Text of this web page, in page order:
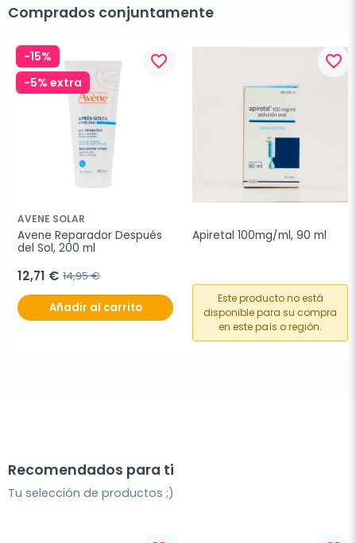
Comprados conjuntamente
-15%
-5% extra
favorite_border
AVENE SOLAR
Avene Reparador Después
del Sol, 200 ml
12,71 € 14,95 €
Añadir al carrito
favorite_border
Apiretal 100mg/ml, 90 ml
Este producto no está
disponible para su compra
en este país o región.
Recomendados para ti
Tu selección de productos ;)